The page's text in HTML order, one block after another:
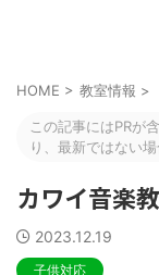
HOME > 教室情報 >
この記事にはPRが
り、最新ではない場
カワイ音楽
2023.12.19
子供対応